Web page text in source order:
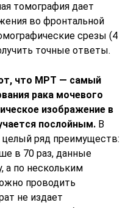
томография дает
во фронтальной
срезы (4
точные ответы.
что МРТ — самый
рака мочевого
изображение в
послойным. В
ряд преимуществ:
в 70 раз, данные
а по нескольким
проводить
не издает